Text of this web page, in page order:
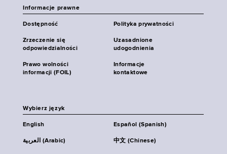
Informacje prawne
Dostępność Polityka prywatności
Zrzeczenie się
odpowiedzialności
Uzasadnione
udogodnienia
Prawo wolności
informacji (FOIL)
Informacje
kontaktowe
Wybierz język
English Español (Spanish)
العربية (Arabic) 中文 (Chinese)